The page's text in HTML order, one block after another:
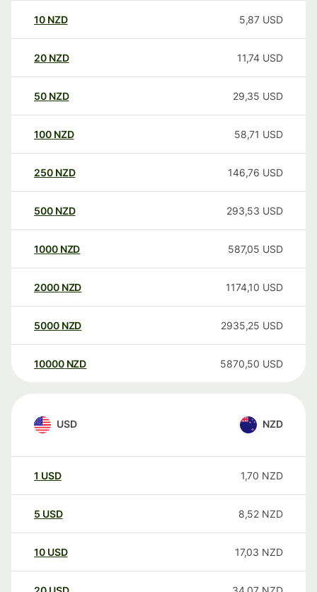
10 NZD 5,87 USD
20 NZD 11,74 USD
50 NZD 29,35 USD
100 NZD 58,71 USD
250 NZD 146,76 USD
500 NZD 293,53 USD
1000 NZD 587,05 USD
2000 NZD 1174,10 USD
5000 NZD 2935,25 USD
10000 NZD 5870,50 USD
USD NZD
1 USD 1,70 NZD
5 USD 8,52 NZD
10 USD 17,03 NZD